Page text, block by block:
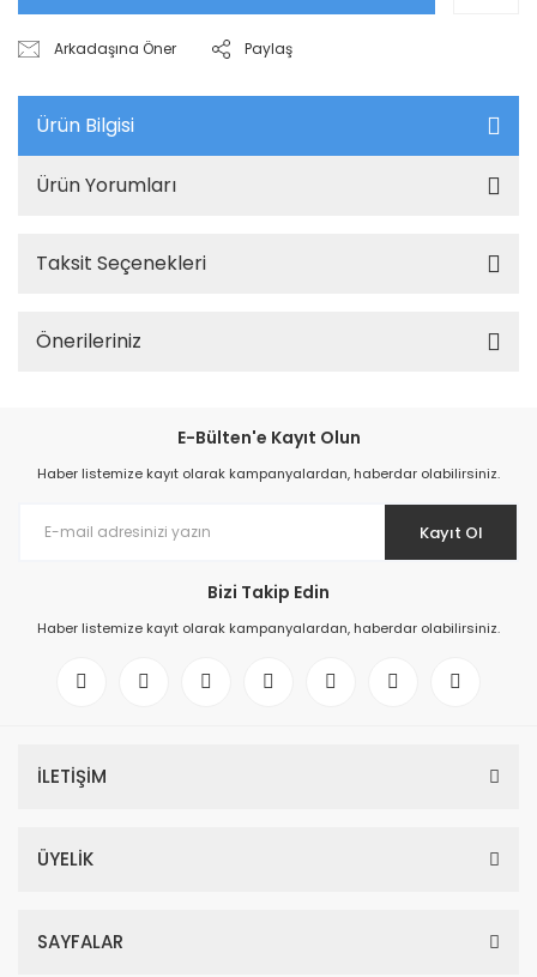
Arkadaşına Öner Paylaş
Ürün Bilgisi
Ürün Yorumları
Taksit Seçenekleri
Önerileriniz
E-Bülten'e Kayıt Olun
Haber listemize kayıt olarak kampanyalardan, haberdar olabilirsiniz.
Kayıt Ol
Bizi Takip Edin
Haber listemize kayıt olarak kampanyalardan, haberdar olabilirsiniz.
İLETİŞİM
ÜYELİK
SAYFALAR